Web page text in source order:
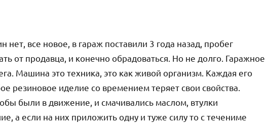
все новое, в гараж поставили 3 года назад, пробег
от продавца, и конечно обрадоваться. Но не долго. Гаражное
Машина это техника, это как живой организм. Каждая его
резиновое иделие со времением теряет свои свойства.
были в движение, и смачивались маслом, втулки
а если на них приложить одну и туже силу то с течениме